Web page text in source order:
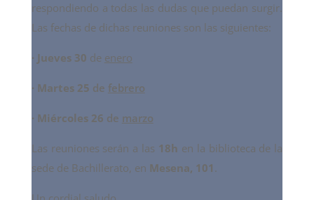
respondiendo a todas las dudas que puedan surgir.
Las fechas de dichas reuniones son las siguientes:
· Jueves 30 de enero
· Martes 25 de febrero
· Miércoles 26 de marzo
Las reuniones serán a las 18h en la biblioteca de la
sede de Bachillerato, en Mesena, 101 .